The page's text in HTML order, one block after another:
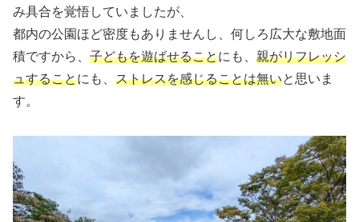
み具合を覚悟していましたが、
都内の公園ほど密度もありませんし、何しろ広大な敷地面
積ですから、 子どもを遊ばせることにも、 親がリフレッシ
ュすることにも、 ストレスを感じることは無いと思いま
す。